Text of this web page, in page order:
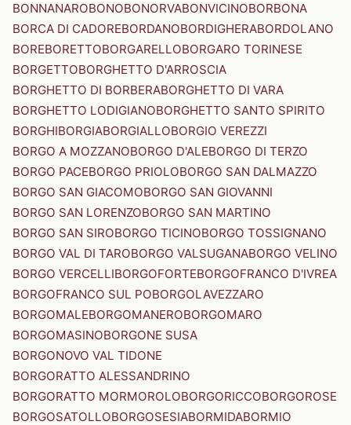
BONNANAROBONOBONORVABONVICINOBORBONA
BORCA DI CADOREBORDANOBORDIGHERABORDOLANO
BOREBORETTOBORGARELLOBORGARO TORINESE
BORGETTOBORGHETTO D'ARROSCIA
BORGHETTO DI BORBERABORGHETTO DI VARA
BORGHETTO LODIGIANOBORGHETTO SANTO SPIRITO
BORGHIBORGIABORGIALLOBORGIO VEREZZI
BORGO A MOZZANOBORGO D'ALEBORGO DI TERZO
BORGO PACEBORGO PRIOLOBORGO SAN DALMAZZO
BORGO SAN GIACOMOBORGO SAN GIOVANNI
BORGO SAN LORENZOBORGO SAN MARTINO
BORGO SAN SIROBORGO TICINOBORGO TOSSIGNANO
BORGO VAL DI TAROBORGO VALSUGANABORGO VELINO
BORGO VERCELLIBORGOFORTEBORGOFRANCO D'IVREA
BORGOFRANCO SUL POBORGOLAVEZZARO
BORGOMALEBORGOMANEROBORGOMARO
BORGOMASINOBORGONE SUSA
BORGONOVO VAL TIDONE
BORGORATTO ALESSANDRINO
BORGORATTO MORMOROLOBORGORICCOBORGOROSE
BORGOSATOLLOBORGOSESIABORMIDABORMIO